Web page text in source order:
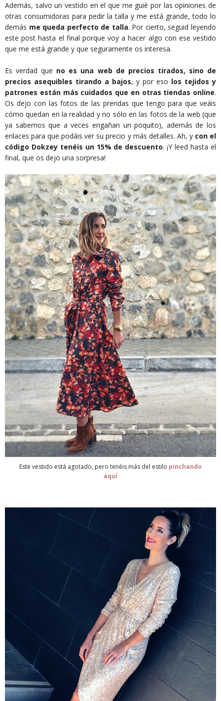
Además, salvo un vestido en el que me guié por las opiniones de
otras consumidoras para pedir la talla y me está grande, todo lo
demás me queda perfecto de talla. Por cierto, seguid leyendo
este post hasta el final porque voy a hacer algo con ese vestido
que me está grande y que seguramente os interesa.
Es verdad que no es una web de precios tirados, sino de
precios asequibles tirando a bajos, y por eso los tejidos y
patrones están más cuidados que en otras tiendas online.
Os dejo con las fotos de las prendas que tengo para que veáis
cómo quedan en la realidad y no sólo en las fotos de la web (que
ya sabemos que a veces engañan un poquito), además de los
enlaces para que podáis ver su precio y más detalles. Ah, y con el
código Dokzey tenéis un 15% de descuento. ¡Y leed hasta el
final, que os dejo una sorpresa!
Este vestido está agotado, pero tenéis más del estilo pinchando
aquí